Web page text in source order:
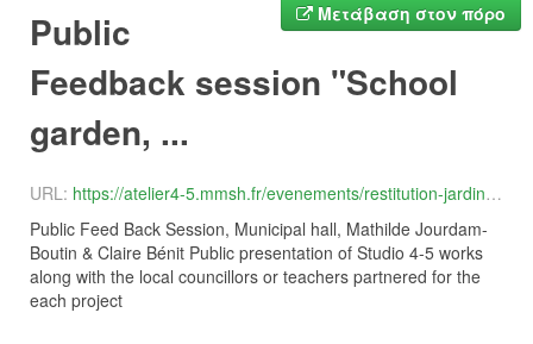
Σχετικά
Μετάβαση στον πόρο
Public
Feedback session "School
garden, ...
URL: https://atelier4-5.mmsh.fr/evenements/restitution-jardin-decole-jardins-de-quartiers
Public Feed Back Session, Municipal hall, Mathilde Jourdam-
Boutin & Claire Bénit Public presentation of Studio 4-5 works
along with the local councillors or teachers partnered for the
each project